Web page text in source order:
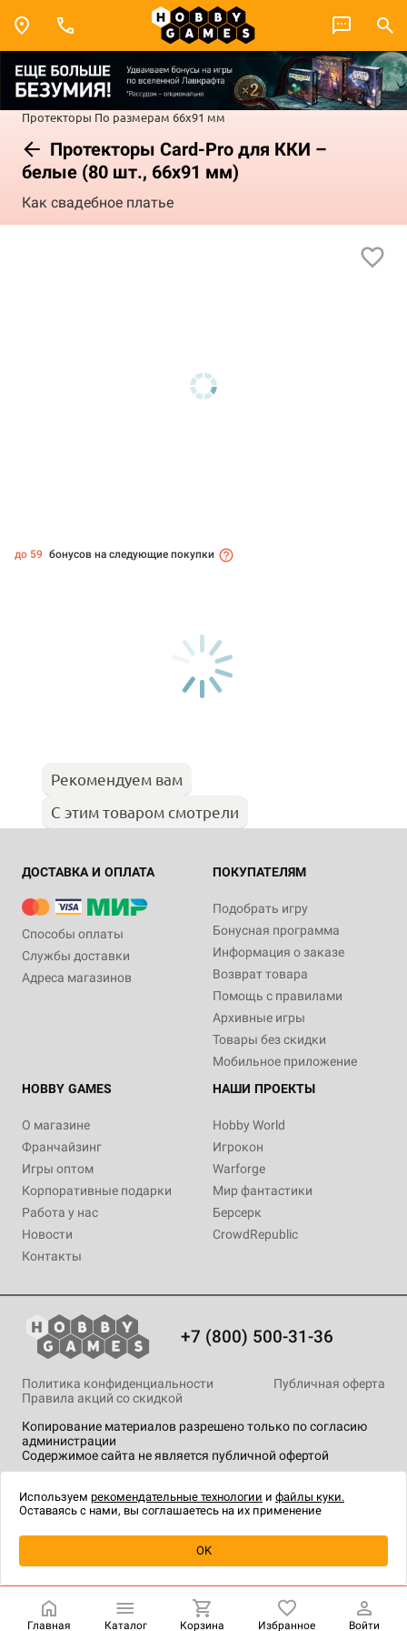
Протекторы По размерам 66x91 мм
Протекторы Card-Pro для ККИ –
белые (80 шт., 66x91 мм)
Как свадебное платье
Уведомить о наличии
до 59 бонусов на следующие покупки
Рекомендуем вам
С этим товаром смотрели
ДОСТАВКА И ОПЛАТА
Способы оплаты
Службы доставки
Адреса магазинов
ПОКУПАТЕЛЯМ
Подобрать игру
Бонусная программа
Информация о заказе
Возврат товара
Помощь с правилами
Архивные игры
Товары без скидки
Мобильное приложение
HOBBY GAMES
О магазине
Франчайзинг
Игры оптом
Корпоративные подарки
Работа у нас
Новости
Контакты
НАШИ ПРОЕКТЫ
Hobby World
Игрокон
Warforge
Мир фантастики
Берсерк
CrowdRepublic
+7 (800) 500-31-36
Копирование материалов разрешено только по согласию
администрации
Содержимое сайта не является публичной офертой
Политика конфиденциальности
Публичная оферта
Правила акций со скидкой
технологии.
Главная Каталог Корзина Избранное Войти
Используем рекомендательные технологии и файлы куки.
Оставаясь с нами, вы соглашаетесь на их применение
OK